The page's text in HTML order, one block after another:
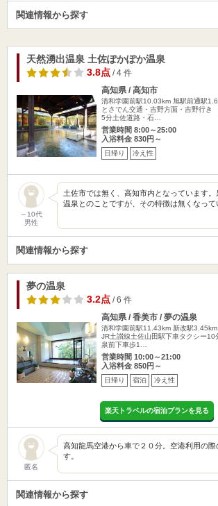
関連情報から探す
天然湧出温泉 土佐ぽかぽか温泉
3.8点/ 4 件
高知県 / 高知市
清和学園前駅10.03km 旭駅前通駅
とさでん交通・吉野方面・吉野行
5分土佐道路・石…
営業時間 8:00～25:00
入浴料金 830円～
日帰り 冷え性
～10代
男性
土佐市では無く、高知市内となっています
温泉とのことですが、その特徴は無くなって
関連情報から探す
夢の温泉
3.2点/ 6 件
高知県 / 香美市 / 夢の温泉
清和学園前駅11.43km 新改駅3.45km
JR土讃線土佐山田駅下車タクシー10
泉前下車歩1…
営業時間 10:00～21:00
入浴料金 850円～
日帰り 宿泊 冷え性
楽天トラベルの宿泊プランを見る
匿名
高知龍馬空港から車で２０分。空港利用の
す。
関連情報から探す